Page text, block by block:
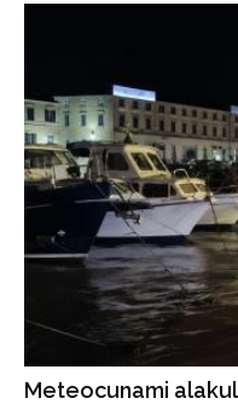
Meteocunami